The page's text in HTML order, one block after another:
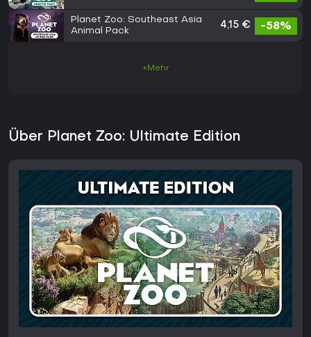
Planet Zoo: Southeast Asia
Animal Pack
4,15 € -58%
+Mehr
Über Planet Zoo: Ultimate Edition